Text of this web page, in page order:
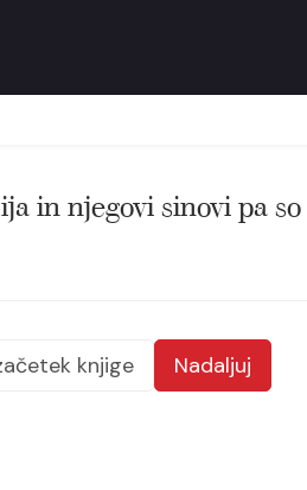
in njegovi sinovi pa
knjige Nadaljuj